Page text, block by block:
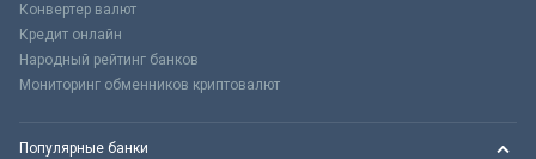
Конвертер валют
Кредит онлайн
Народный рейтинг банков
Мониторинг обменников криптовалют
Популярные банки